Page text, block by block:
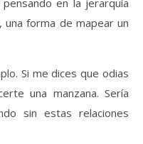
en la jerarquía
una forma de mapear un
Si me dices que odias
una manzana. Sería
sin estas relaciones